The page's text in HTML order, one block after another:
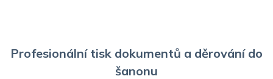
Profesionální tisk dokumentů a děrování do
šanonu